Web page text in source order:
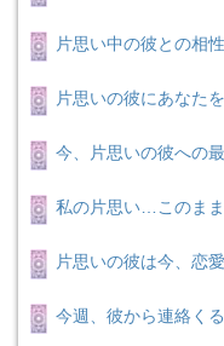
片思い中の彼との相
片思いの彼にあなた
今、片思いの彼への
私の片思い…このま
片思いの彼は今、恋
今週、彼から連絡く